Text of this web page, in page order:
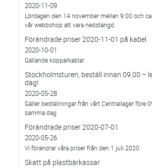
2020-11-09
Lördagen den 14 november mellan 9:00 och
vår webbshop att vara nedstängd.
Förändrade priser 2020-11-01 på kabel
2020-10-01
Gällande kopparkablar
Stockholmsturen, beställ innan 09.00 –
dag!
2020-05-28
Gäller beställningar från vårt Centrallager före
samma dag
Förändrade priser 2020-07-01
2020-05-26
Vi förändrar våra priser från den 1 juli 2020.
Skatt på plastbärkassar